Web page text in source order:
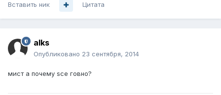
Вставить ник Цитата
alks
Опубликовано 23 сентября, 2014
мист а почему sce говно?